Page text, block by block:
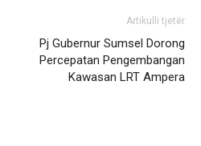
Artikulli tjetër
Pj Gubernur Sumsel Dorong
Percepatan Pengembangan
Kawasan LRT Ampera